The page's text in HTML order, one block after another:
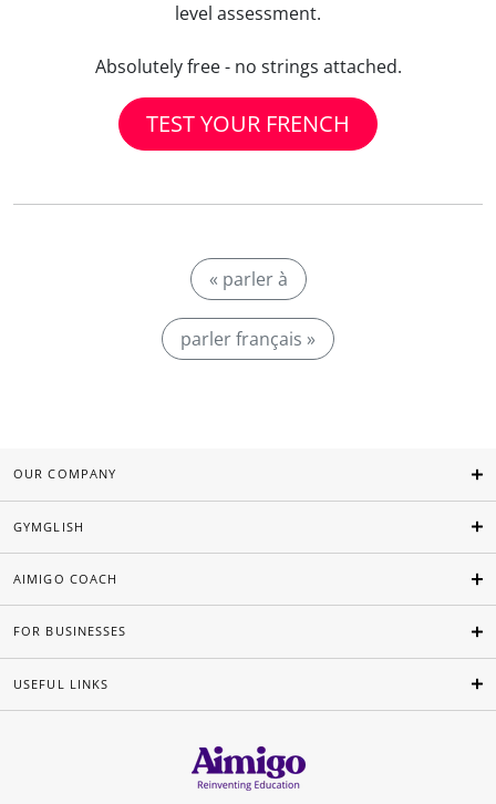
level assessment.
Absolutely free - no strings attached.
TEST YOUR FRENCH
« parler à
parler français »
OUR COMPANY
GYMGLISH
AIMIGO COACH
FOR BUSINESSES
USEFUL LINKS